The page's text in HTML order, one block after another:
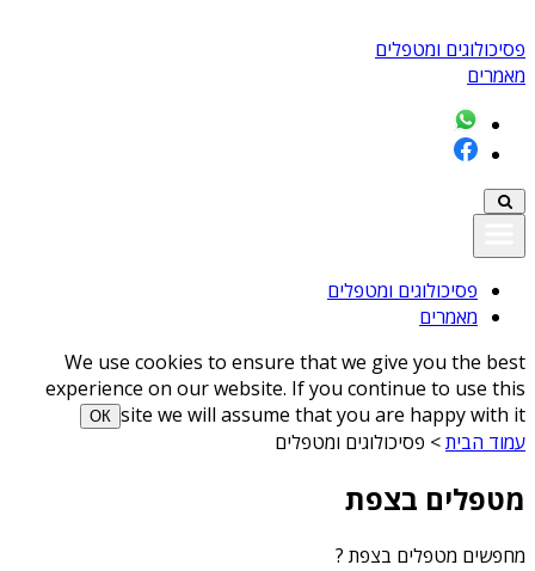
פסיכולוגים ומטפלים
מאמרים
פסיכולוגים ומטפלים
מאמרים
We use cookies to ensure that we give you the best
experience on our website. If you continue to use this
site we will assume that you are happy with it
ОК
עמוד הבית> פסיכולוגים ומטפלים
מטפלים בצפת
מחפשים מטפלים בצפת ?